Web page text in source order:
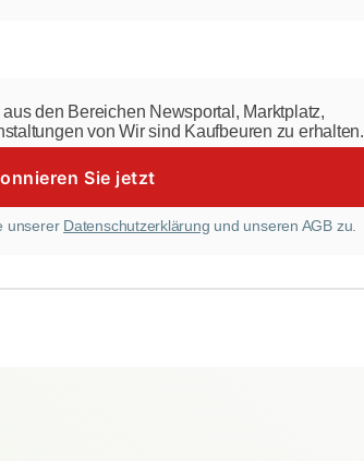
den Bereichen Newsportal, Marktplatz,
von Wir sind Kaufbeuren zu erhalten.
unserer Datenschutzerklärung und unseren AGB zu.